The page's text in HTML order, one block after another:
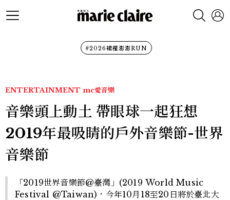
#2026裙襬澎澎RUN
ENTERTAINMENT mc愛音樂
音樂頭上動土 帶眼球一起狂想
2019年最吸睛的戶外音樂節-世界
音樂節
「2019世界音樂節@臺灣」(2019 World Music
Festival @Taiwan)，今年10月18至20日將於臺北大